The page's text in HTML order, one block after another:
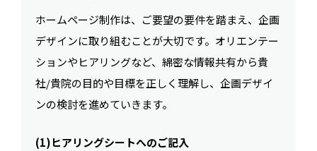
ホームページ制作は、ご要望の要件を踏まえ、企画
デザインに取り組むことが大切です。オリエンテー
ションやヒアリングなど、綿密な情報共有から貴
社/貴院の目的や目標を正しく理解し、企画デザイ
ンの検討を進めていきます。
(1)ヒアリングシートへのご記入